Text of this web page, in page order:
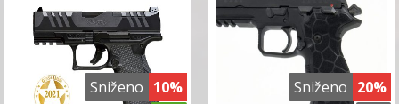
Sniženo 10% Sniženo 20%